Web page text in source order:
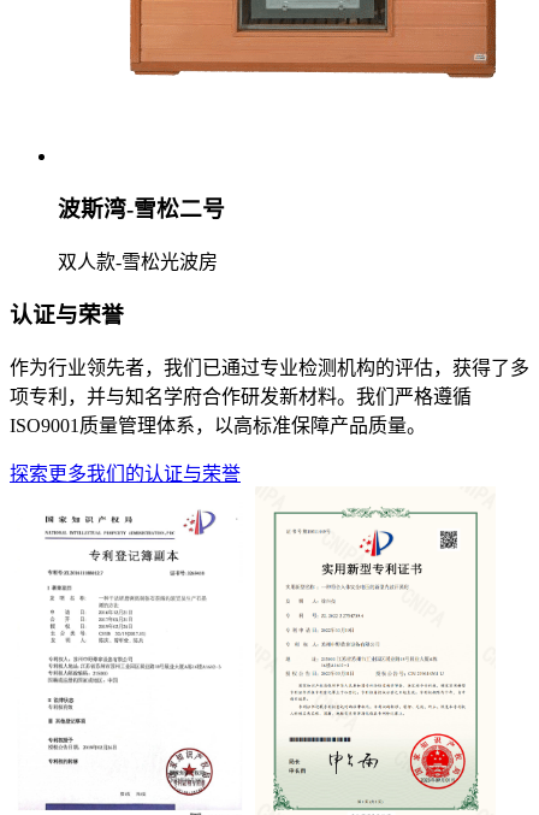
波斯湾-雪松二号
双人款-雪松光波房
认证与荣誉
作为行业领先者，我们已通过专业检测机构的评估，获得了多
项专利，并与知名学府合作研发新材料。我们严格遵循
ISO9001质量管理体系，以高标准保障产品质量。
探索更多我们的认证与荣誉